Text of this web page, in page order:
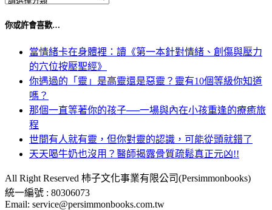
你或許會喜歡…
當情緒卡在身體裡：讀《第一本針對情緒、創傷與壓力
的穴位按壓聖經》
你遇過的「靈」是高靈還是惡靈？靈有10個等級你知道
嗎？
那個一直等著你的孩子──一場與內在小孩重逢的療癒旅
程
世間有人就有靈，但你對靈的認識，可能從頭就錯了
天天喝牛奶也沒用？醫師揭露骨質疏鬆真正元凶!!
All Right Reserved 柿子文化事業有限公司(Persimmonbooks)
統一編號 : 80306073
Email: service@persimmonbooks.com.tw